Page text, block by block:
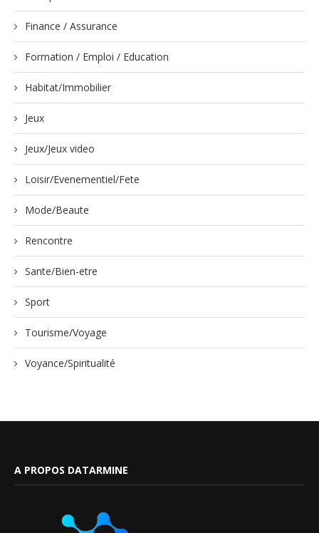
Finance / Assurance
Formation / Emploi / Education
Habitat/Immobilier
Jeux
Jeux/Jeux video
Loisir/Evenementiel/Fete
Mode/Beaute
Rencontre
Sante/Bien-etre
Sport
Tourisme/Voyage
Voyance/Spiritualité
A PROPOS DATARMINE